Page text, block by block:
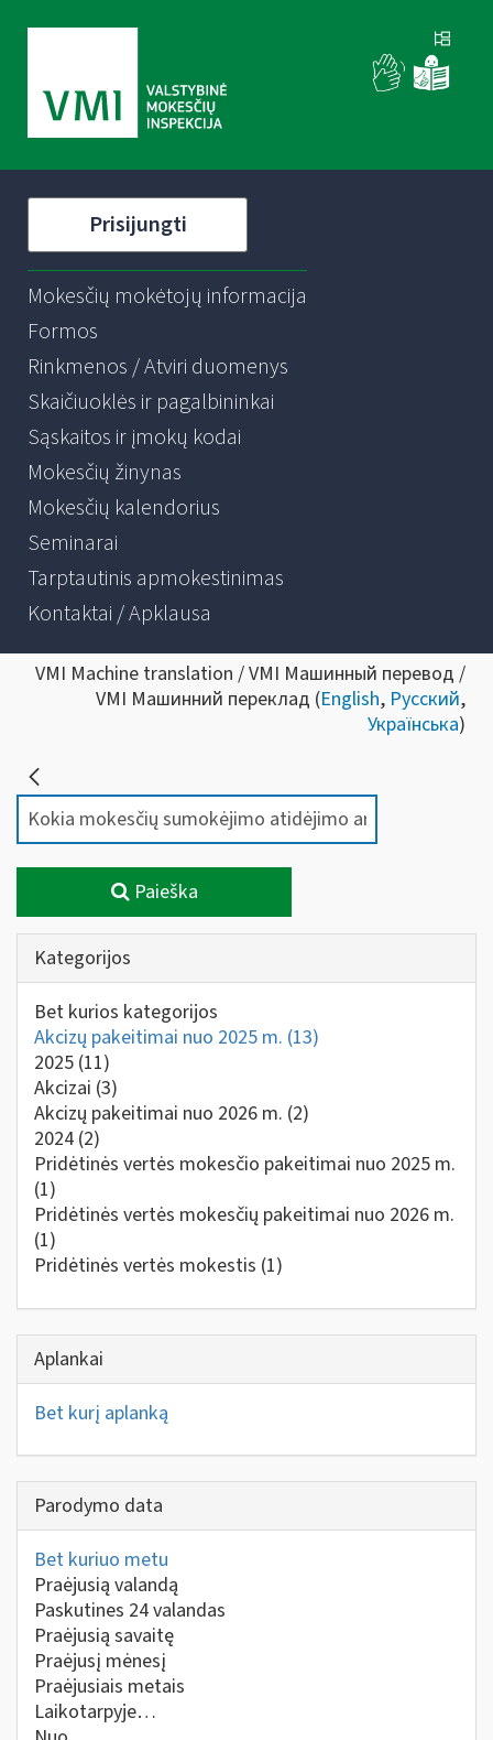
Prisijungti
Mokesčių mokėtojų informacija
Formos
Rinkmenos / Atviri duomenys
Skaičiuoklės ir pagalbininkai
Sąskaitos ir įmokų kodai
Mokesčių žinynas
Mokesčių kalendorius
Seminarai
Tarptautinis apmokestinimas
Kontaktai / Apklausa
VMI Machine translation / VMI Машинный перевод /
VMI Машинний переклад (English, Русский,
Українська)
Paieška
Kategorijos
Bet kurios kategorijos
Akcizų pakeitimai nuo 2025 m. (13)
2025 (11)
Akcizai (3)
Akcizų pakeitimai nuo 2026 m. (2)
2024 (2)
Pridėtinės vertės mokesčio pakeitimai nuo 2025 m.
(1)
Pridėtinės vertės mokesčių pakeitimai nuo 2026 m.
(1)
Pridėtinės vertės mokestis (1)
Aplankai
Bet kurį aplanką
Parodymo data
Bet kuriuo metu
Praėjusią valandą
Paskutines 24 valandas
Praėjusią savaitę
Praėjusį mėnesį
Praėjusiais metais
Laikotarpyje…